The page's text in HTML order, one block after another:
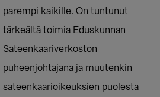
parempi kaikille. On tuntunut
tärkeältä toimia Eduskunnan
Sateenkaariverkoston
puheenjohtajana ja muutenkin
sateenkaarioikeuksien puolesta